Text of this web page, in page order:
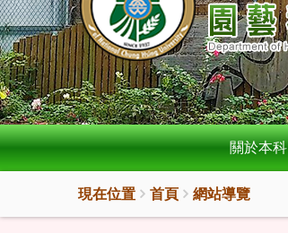
關於本科
現在位置 首頁 網站導覽